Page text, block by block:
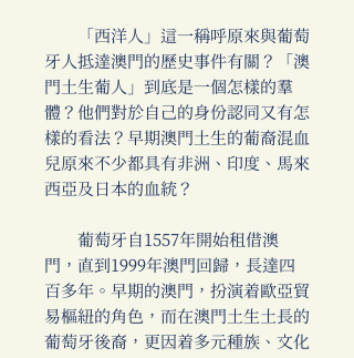
「西洋人」這一稱呼原來與葡萄
牙人抵達澳門的歷史事件有關？「澳
門土生葡人」到底是一個怎樣的羣
體？他們對於自己的身份認同又有怎
樣的看法？早期澳門土生的葡裔混血
兒原來不少都具有非洲、印度、馬來
西亞及日本的血統？
葡萄牙自1557年開始租借澳
門，直到1999年澳門回歸，長達四
百多年。早期的澳門，扮演着歐亞貿
易樞紐的角色，而在澳門土生土長的
葡萄牙後裔，更因着多元種族、文化